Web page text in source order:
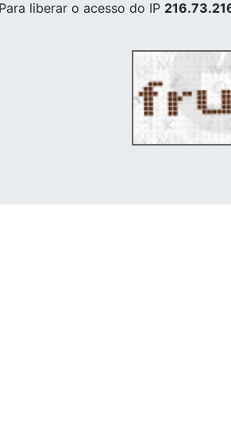
Para liberar o acesso do IP